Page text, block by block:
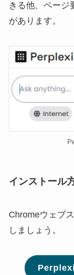
きる他、ページ
があります。
インストール
Chromeウェブ
しましょう。